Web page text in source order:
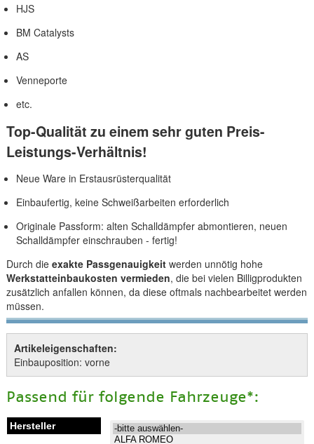
HJS
BM Catalysts
AS
Venneporte
etc.
Top-Qualität zu einem sehr guten Preis-
Leistungs-Verhältnis!
Neue Ware in Erstausrüsterqualität
Einbaufertig, keine Schweißarbeiten erforderlich
Originale Passform: alten Schalldämpfer abmontieren, neuen
Schalldämpfer einschrauben - fertig!
Durch die exakte Passgenauigkeitwerden unnötig hohe
Werkstatteinbaukosten vermieden, die bei vielen Billigprodukten
zusätzlich anfallen können, da diese oftmals nachbearbeitet werden
müssen.
Artikeleigenschaften:
Einbauposition: vorne
Passend für folgende Fahrzeuge*: